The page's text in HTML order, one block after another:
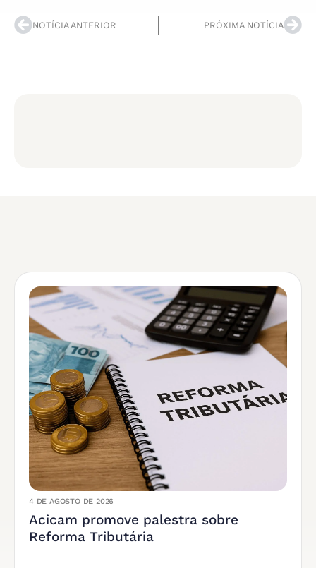
NOTÍCIA ANTERIOR PRÓXIMA NOTÍCIA
4 DE AGOSTO DE 2026
Acicam promove palestra sobre
Reforma Tributária